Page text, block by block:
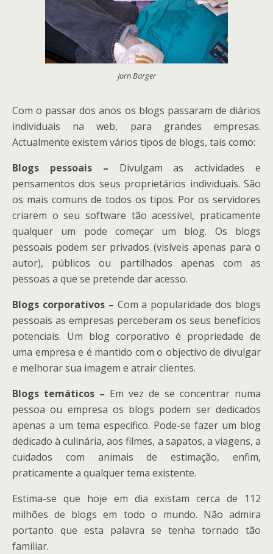
Jorn Barger
Com o passar dos anos os blogs passaram de diários
individuais na web, para grandes empresas.
Actualmente existem vários tipos de blogs, tais como:
Blogs pessoais – Divulgam as actividades e
pensamentos dos seus proprietários individuais. São
os mais comuns de todos os tipos. Por os servidores
criarem o seu software tão acessível, praticamente
qualquer um pode começar um blog. Os blogs
pessoais podem ser privados (visíveis apenas para o
autor), públicos ou partilhados apenas com as
pessoas a que se pretende dar acesso.
Blogs corporativos – Com a popularidade dos blogs
pessoais as empresas perceberam os seus benefícios
potenciais. Um blog corporativo é propriedade de
uma empresa e é mantido com o objectivo de divulgar
e melhorar sua imagem e atrair clientes.
Blogs temáticos – Em vez de se concentrar numa
pessoa ou empresa os blogs podem ser dedicados
apenas a um tema específico. Pode-se fazer um blog
dedicado à culinária, aos filmes, a sapatos, a viagens, a
cuidados com animais de estimação, enfim,
praticamente a qualquer tema existente.
Estima-se que hoje em dia existam cerca de 112
milhões de blogs em todo o mundo. Não admira
portanto que esta palavra se tenha tornado tão
familiar.